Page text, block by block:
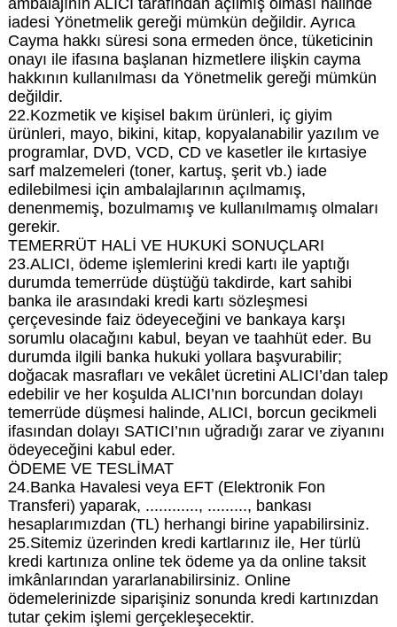
iadesi Yönetmelik gereği mümkün değildir. Ayrıca
Cayma hakkı süresi sona ermeden önce, tüketicinin
onayı ile ifasına başlanan hizmetlere ilişkin cayma
hakkının kullanılması da Yönetmelik gereği mümkün
değildir.
22.Kozmetik ve kişisel bakım ürünleri, iç giyim
ürünleri, mayo, bikini, kitap, kopyalanabilir yazılım ve
programlar, DVD, VCD, CD ve kasetler ile kırtasiye
sarf malzemeleri (toner, kartuş, şerit vb.) iade
edilebilmesi için ambalajlarının açılmamış,
denenmemiş, bozulmamış ve kullanılmamış olmaları
gerekir.
TEMERRÜT HALİ VE HUKUKİ SONUÇLARI
23.ALICI, ödeme işlemlerini kredi kartı ile yaptığı
durumda temerrüde düştüğü takdirde, kart sahibi
banka ile arasındaki kredi kartı sözleşmesi
çerçevesinde faiz ödeyeceğini ve bankaya karşı
sorumlu olacağını kabul, beyan ve taahhüt eder. Bu
durumda ilgili banka hukuki yollara başvurabilir;
doğacak masrafları ve vekâlet ücretini ALICI’dan talep
edebilir ve her koşulda ALICI’nın borcundan dolayı
temerrüde düşmesi halinde, ALICI, borcun gecikmeli
ifasından dolayı SATICI’nın uğradığı zarar ve ziyanını
ödeyeceğini kabul eder.
ÖDEME VE TESLİMAT
24.Banka Havalesi veya EFT (Elektronik Fon
Transferi) yaparak, ............, ........., bankası
hesaplarımızdan (TL) herhangi birine yapabilirsiniz.
25.Sitemiz üzerinden kredi kartlarınız ile, Her türlü
kredi kartınıza online tek ödeme ya da online taksit
imkânlarından yararlanabilirsiniz. Online
ödemelerinizde siparişiniz sonunda kredi kartınızdan
tutar çekim işlemi gerçekleşecektir.